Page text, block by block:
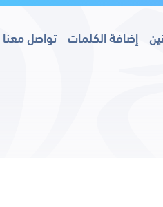
إضافة الكلمات تواصل معنا